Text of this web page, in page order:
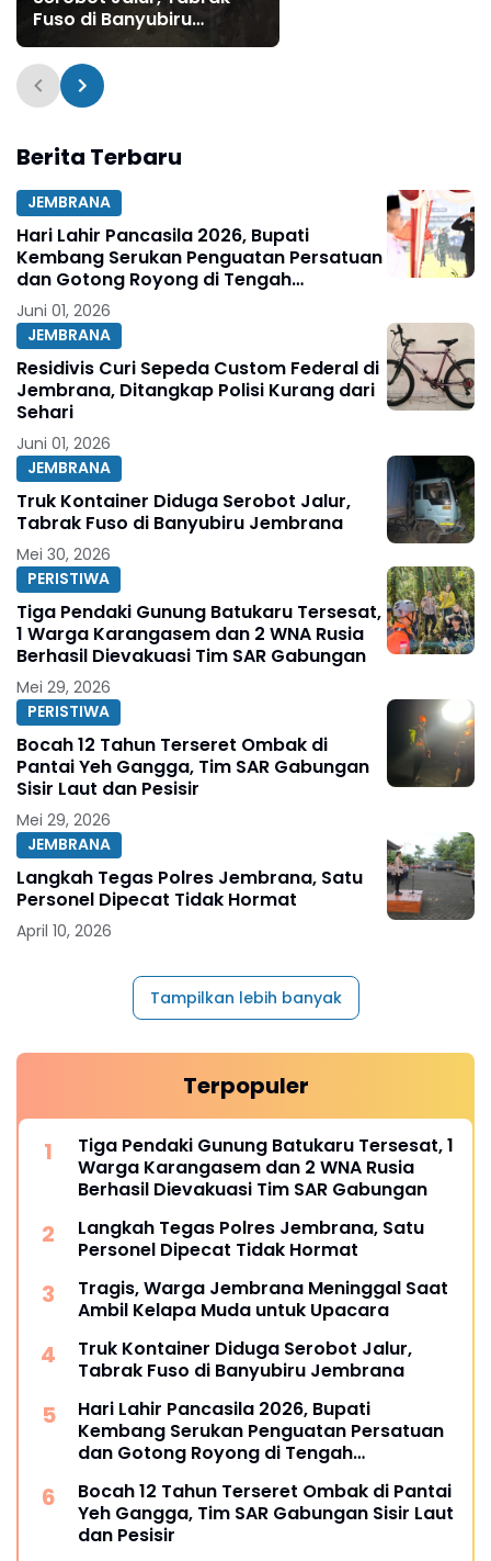
Fuso di Banyubiru
Jembrana
Berita Terbaru
JEMBRANA
Hari Lahir Pancasila 2026, Bupati
Kembang Serukan Penguatan Persatuan
dan Gotong Royong di Tengah
Tantangan Global
Juni 01, 2026
JEMBRANA
Residivis Curi Sepeda Custom Federal di
Jembrana, Ditangkap Polisi Kurang dari
Sehari
Juni 01, 2026
JEMBRANA
Truk Kontainer Diduga Serobot Jalur,
Tabrak Fuso di Banyubiru Jembrana
Mei 30, 2026
PERISTIWA
Tiga Pendaki Gunung Batukaru Tersesat,
1 Warga Karangasem dan 2 WNA Rusia
Berhasil Dievakuasi Tim SAR Gabungan
Mei 29, 2026
PERISTIWA
Bocah 12 Tahun Terseret Ombak di
Pantai Yeh Gangga, Tim SAR Gabungan
Sisir Laut dan Pesisir
Mei 29, 2026
JEMBRANA
Langkah Tegas Polres Jembrana, Satu
Personel Dipecat Tidak Hormat
April 10, 2026
Tampilkan lebih banyak
Terpopuler
Tiga Pendaki Gunung Batukaru Tersesat, 1
Warga Karangasem dan 2 WNA Rusia
Berhasil Dievakuasi Tim SAR Gabungan
Langkah Tegas Polres Jembrana, Satu
Personel Dipecat Tidak Hormat
Tragis, Warga Jembrana Meninggal Saat
Ambil Kelapa Muda untuk Upacara
Truk Kontainer Diduga Serobot Jalur,
Tabrak Fuso di Banyubiru Jembrana
Hari Lahir Pancasila 2026, Bupati
Kembang Serukan Penguatan Persatuan
dan Gotong Royong di Tengah
Bocah 12 Tahun Terseret Ombak di Pantai
Yeh Gangga, Tim SAR Gabungan Sisir Laut
dan Pesisir